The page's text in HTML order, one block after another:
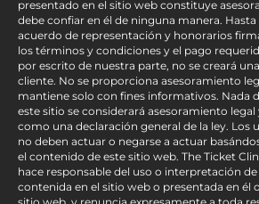
presentado en el sitio web constituye
debe confiar en él de ninguna manera. Hasta
acuerdo de representación y honorarios
los términos y condiciones y el pago
por escrito de nuestra parte, no se creará
cliente. No se proporciona asesoramiento
mantiene solo con fines informativos. Nada
este sitio se considerará asesoramiento legal
como una declaración general de la ley. Los
no deben actuar o negarse a actuar
el contenido de este sitio web. The Ticket
hace responsable del uso o interpretación
contenida en el sitio web o presentada en él